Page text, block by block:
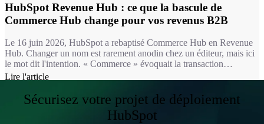
HubSpot Revenue Hub : ce que la bascule de
Commerce Hub change pour vos revenus B2B
Le 16 juin 2026, HubSpot a rebaptisé Commerce Hub en Revenue
Hub. Changer un nom est rarement anodin chez un éditeur, mais ici
le mot dit l'intention. « Commerce » évoquait la transaction
ponctuelle : un lien de paiement, une facture isolée. « Revenue »
étendent, renégocient des contrats en permanence. La majorité de
nos clients vivent dans ce second monde, pas dans le premier.
Lire l'article
Sécurisez votre projet de déploiement
HubSpot